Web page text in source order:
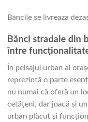
Bancile se livreaza
Bănci stradale din
între
În peisajul urban al
reprezintă o parte
nu numai că oferă un
cetățeni, dar joacă și
urban plăcut și